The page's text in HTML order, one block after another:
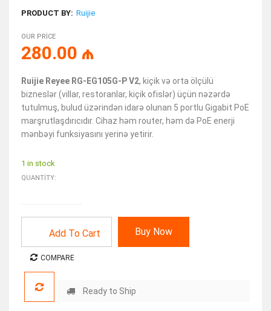
PRODUCT BY: Ruijie
OUR PRICE
280.00 ₼
Ruijie Reyee RG-EG105G-P V2, kiçik və orta ölçülü
bizneslər (villar, restoranlar, kiçik ofislər) üçün nəzərdə
tutulmuş, bulud üzərindən idarə olunan 5 portlu Gigabit PoE
marşrutlaşdırıcıdır. Cihaz həm router, həm də PoE enerji
mənbəyi funksiyasını yerinə yetirir.
1 in stock
QUANTITY:
Add To Cart Buy Now
COMPARE
Ready to Ship